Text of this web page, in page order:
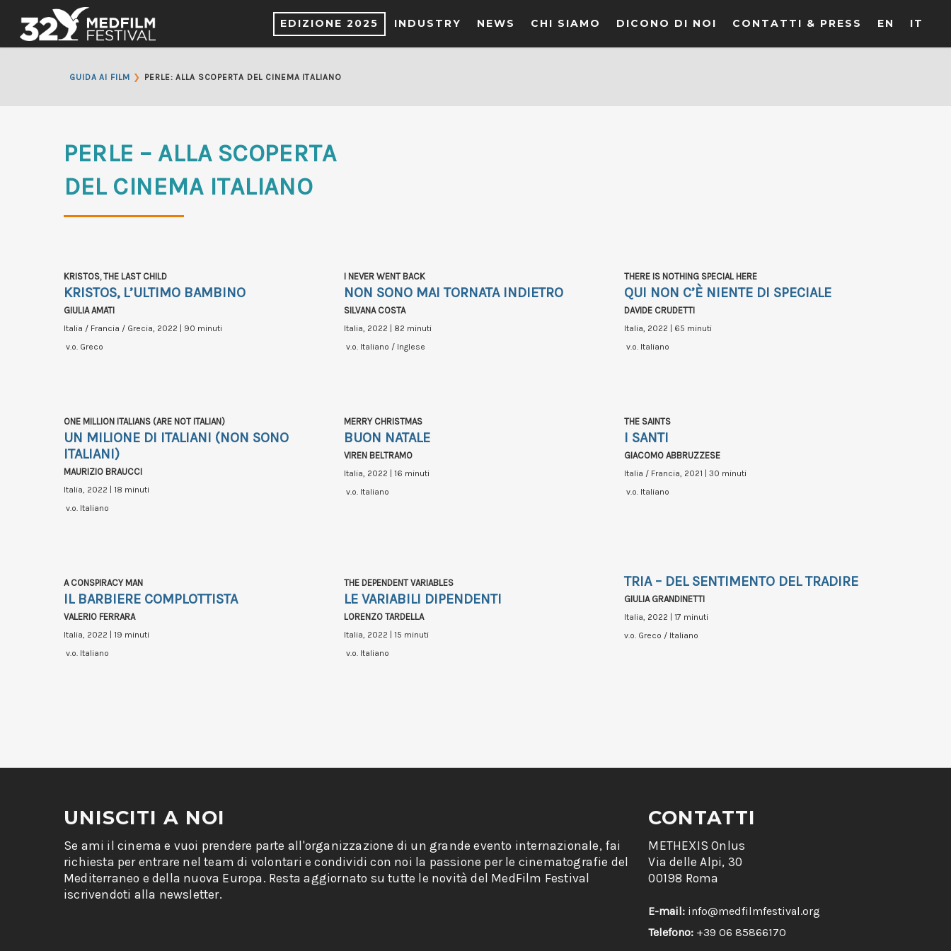
EDIZIONE 2025 INDUSTRY NEWS CHI SIAMO DICONO DI NOI CONTATTI & PRESS EN IT
GUIDA AI FILM ❯ PERLE: ALLA SCOPERTA DEL CINEMA ITALIANO
PERLE – ALLA SCOPERTA
DEL CINEMA ITALIANO
KRISTOS, THE LAST CHILD
KRISTOS, L’ULTIMO BAMBINO
GIULIA AMATI
Italia / Francia / Grecia, 2022 | 90 minuti
v.o. Greco
I NEVER WENT BACK
NON SONO MAI TORNATA INDIETRO
SILVANA COSTA
Italia, 2022 | 82 minuti
v.o. Italiano / Inglese
THERE IS NOTHING SPECIAL HERE
QUI NON C’È NIENTE DI SPECIALE
DAVIDE CRUDETTI
Italia, 2022 | 65 minuti
v.o. Italiano
ONE MILLION ITALIANS (ARE NOT ITALIAN)
UN MILIONE DI ITALIANI (NON SONO
ITALIANI)
MAURIZIO BRAUCCI
Italia, 2022 | 18 minuti
v.o. Italiano
MERRY CHRISTMAS
BUON NATALE
VIREN BELTRAMO
Italia, 2022 | 16 minuti
v.o. Italiano
THE SAINTS
I SANTI
GIACOMO ABBRUZZESE
Italia / Francia, 2021 | 30 minuti
v.o. Italiano
A CONSPIRACY MAN
IL BARBIERE COMPLOTTISTA
VALERIO FERRARA
Italia, 2022 | 19 minuti
v.o. Italiano
THE DEPENDENT VARIABLES
LE VARIABILI DIPENDENTI
LORENZO TARDELLA
Italia, 2022 | 15 minuti
v.o. Italiano
TRIA – DEL SENTIMENTO DEL TRADIRE
GIULIA GRANDINETTI
Italia, 2022 | 17 minuti
v.o. Greco / Italiano
UNISCITI A NOI
Se ami il cinema e vuoi prendere parte all'organizzazione di un grande evento internazionale, fai
richiesta per entrare nel team di volontari e condividi con noi la passione per le cinematografie del
Mediterraneo e della nuova Europa. Resta aggiornato su tutte le novità del MedFilm Festival
iscrivendoti alla newsletter.
CONTATTI
METHEXIS Onlus
Via delle Alpi, 30
00198 Roma
E-mail: info@medfilmfestival.org
Telefono: +39 06 85866170